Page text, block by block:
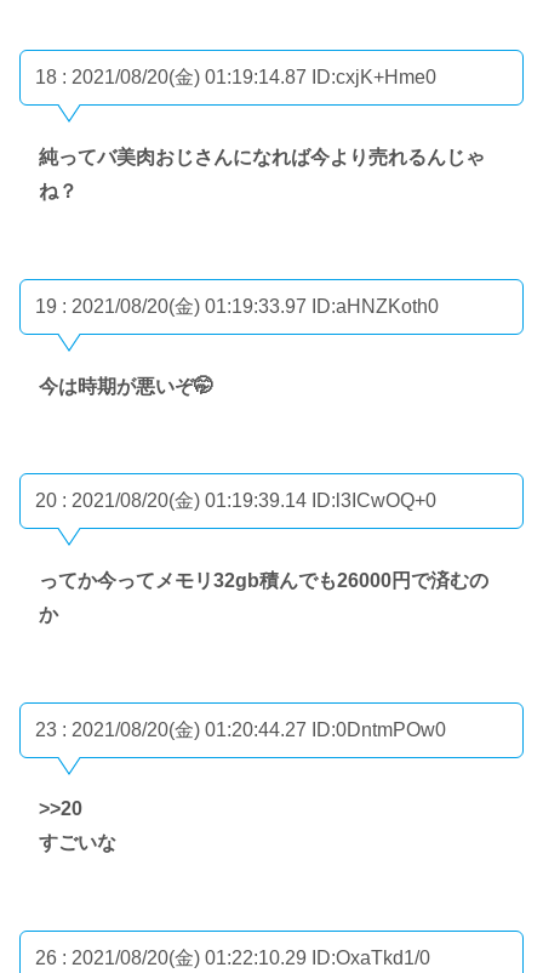
18 : 2021/08/20(金) 01:19:14.87 ID:cxjK+Hme0
純ってバ美肉おじさんになれば今より売れるんじゃ
ね？
19 : 2021/08/20(金) 01:19:33.97 ID:aHNZKoth0
今は時期が悪いぞ🤭
20 : 2021/08/20(金) 01:19:39.14 ID:l3ICwOQ+0
ってか今ってメモリ32gb積んでも26000円で済むの
か
23 : 2021/08/20(金) 01:20:44.27 ID:0DntmPOw0
>>20
すごいな
26 : 2021/08/20(金) 01:22:10.29 ID:OxaTkd1/0